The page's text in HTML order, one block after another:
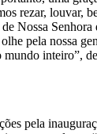
rezar, louvar,
Nossa Senhora
pela nossa
mundo inteiro”,
pela